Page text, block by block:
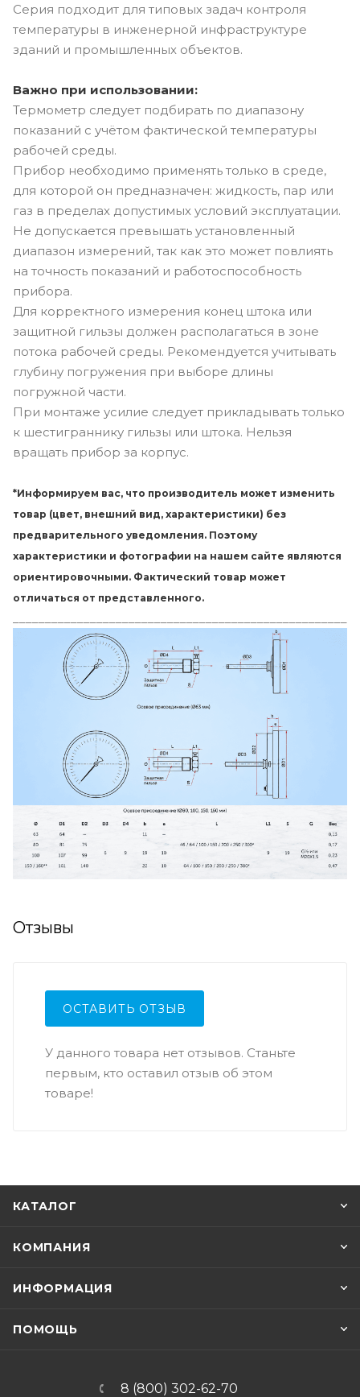
Серия подходит для типовых задач контроля
температуры в инженерной инфраструктуре
зданий и промышленных объектов.
Важно при использовании:
Термометр следует подбирать по диапазону
показаний с учётом фактической температуры
рабочей среды.
Прибор необходимо применять только в среде,
для которой он предназначен: жидкость, пар или
газ в пределах допустимых условий эксплуатации.
Не допускается превышать установленный
диапазон измерений, так как это может повлиять
на точность показаний и работоспособность
прибора.
Для корректного измерения конец штока или
защитной гильзы должен располагаться в зоне
потока рабочей среды. Рекомендуется учитывать
глубину погружения при выборе длины
погружной части.
При монтаже усилие следует прикладывать только
к шестиграннику гильзы или штока. Нельзя
вращать прибор за корпус.
*Информируем вас, что производитель может изменить
товар (цвет, внешний вид, характеристики) без
предварительного уведомления. Поэтому
характеристики и фотографии на нашем сайте являются
ориентировочными. Фактический товар может
отличаться от представленного.
Отзывы
ОСТАВИТЬ ОТЗЫВ
У данного товара нет отзывов. Станьте
первым, кто оставил отзыв об этом
товаре!
КАТАЛОГ
КОМПАНИЯ
ИНФОРМАЦИЯ
ПОМОЩЬ
8 (800) 302-62-70